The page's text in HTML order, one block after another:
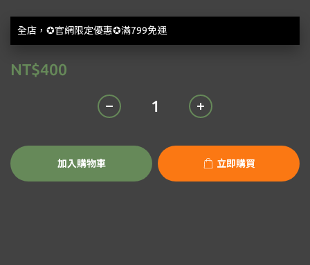
全店，✪官網限定優惠✪滿799免運
NT$400
加入購物車 立即購買